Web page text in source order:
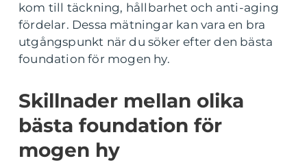
kom till täckning, hållbarhet och anti-aging
fördelar. Dessa mätningar kan vara en bra
utgångspunkt när du söker efter den bästa
foundation för mogen hy.
Skillnader mellan olika
bästa foundation för
mogen hy